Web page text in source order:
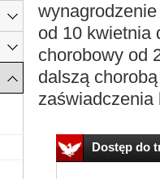
od 10 kwietnia
chorobowy od
dalszą chorobą
zaświadczenia
Dostęp do